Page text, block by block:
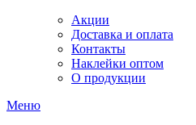
Акции
Доставка и оплата
Контакты
Наклейки оптом
О продукции
Меню